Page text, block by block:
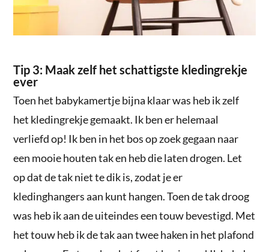
Tip 3: Maak zelf het schattigste kledingrekje
ever
Toen het babykamertje bijna klaar was heb ik zelf
het kledingrekje gemaakt. Ik ben er helemaal
verliefd op! Ik ben in het bos op zoek gegaan naar
een mooie houten tak en heb die laten drogen. Let
op dat de tak niet te dik is, zodat je er
kledinghangers aan kunt hangen. Toen de tak droog
was heb ik aan de uiteindes een touw bevestigd. Met
het touw heb ik de tak aan twee haken in het plafond